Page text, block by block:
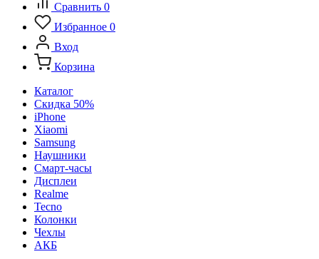
Сравнить 0
Избранное 0
Вход
Корзина
Каталог
Скидка 50%
iPhone
Xiaomi
Samsung
Наушники
Смарт-часы
Дисплеи
Realme
Tecno
Колонки
Чехлы
АКБ